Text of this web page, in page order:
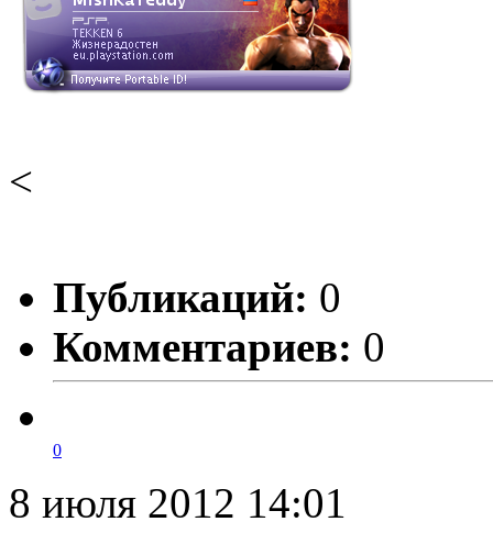
<
Публикаций: 0
Комментариев: 0
0
8 июля 2012 14:01